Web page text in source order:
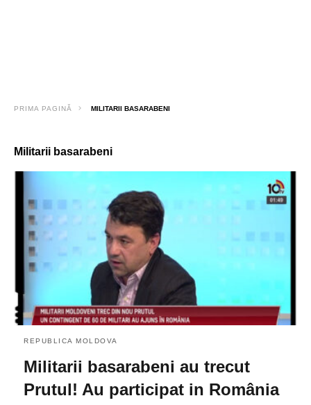
PRIMA PAGINĂ MILITARII BASARABENI
Militarii basarabeni
REPUBLICA MOLDOVA
Militarii basarabeni au trecut
Prutul! Au participat in România